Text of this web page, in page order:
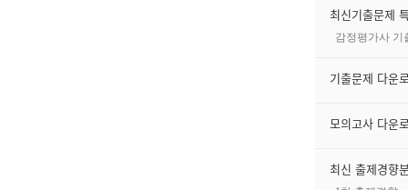
최신기출문제
감정평가사 기
기출문제 다운
모의고사 다운
최신 출제경향